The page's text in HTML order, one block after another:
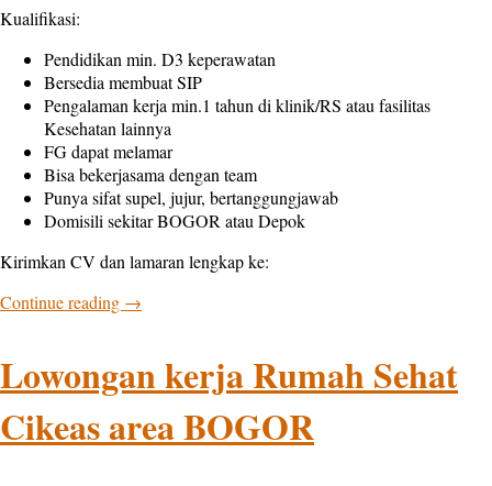
Kualifikasi:
Pendidikan min. D3 keperawatan
Bersedia membuat SIP
Pengalaman kerja min.1 tahun di klinik/RS atau fasilitas
Kesehatan lainnya
FG dapat melamar
Bisa bekerjasama dengan team
Punya sifat supel, jujur, bertanggungjawab
Domisili sekitar BOGOR atau Depok
Kirimkan CV dan lamaran lengkap ke:
Continue reading →
Lowongan kerja Rumah Sehat
Cikeas area BOGOR